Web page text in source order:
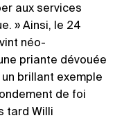
aux services
» Ainsi, le 24
néo-
priante dévouée
brillant exemple
de foi
tard Willi